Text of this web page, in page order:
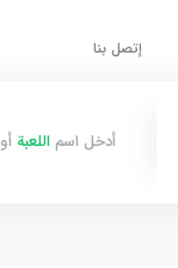
إتصل بنا
أدخل اسم اللعبة أو